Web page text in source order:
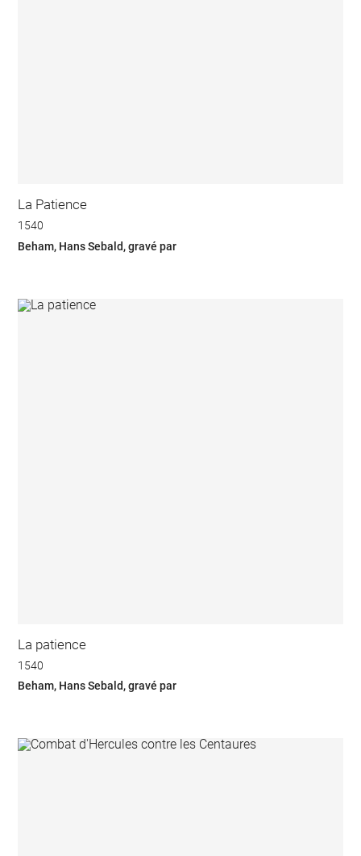
La Patience
1540
Beham, Hans Sebald, gravé par
La patience
1540
Beham, Hans Sebald, gravé par